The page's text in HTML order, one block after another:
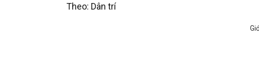
Theo: Dân trí